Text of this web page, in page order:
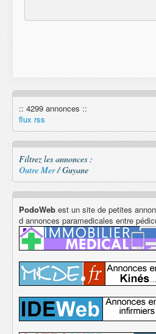
:: 4299 annonces ::
flux rss
Filtrez les annonces :
Outre Mer/ Guyane
PodoWeb est un site de petites
d annonces paramedicales entre